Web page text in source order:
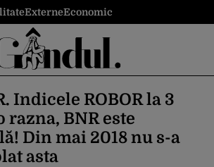
ExterneEconomic
Indicele ROBOR la 3
BNR este
Din mai 2018 nu s-a
asta